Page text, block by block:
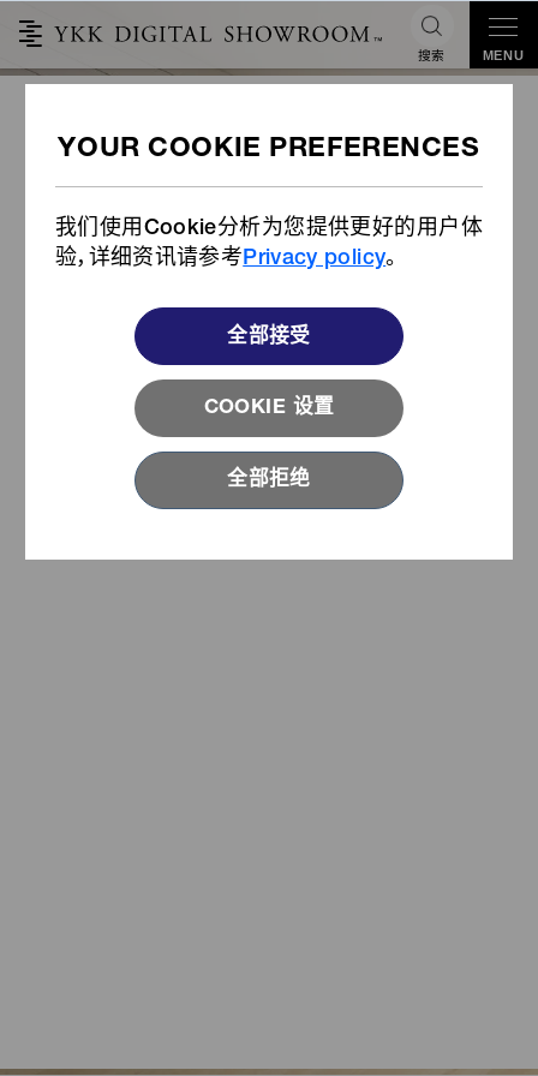
我们使用Cookie分析为您提供更好的用户体
验，详细资讯请参考Privacy policy。
COOKIE 设置
全部接受
全部拒绝
搜索 MENU
YKK 伦敦展厅十周年